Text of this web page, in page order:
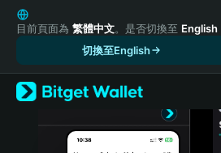
English
日本語
Русский
Español (Latinoamérica)
Türkçe
目前頁面為 繁體中文。是否切換至 English
切換至English